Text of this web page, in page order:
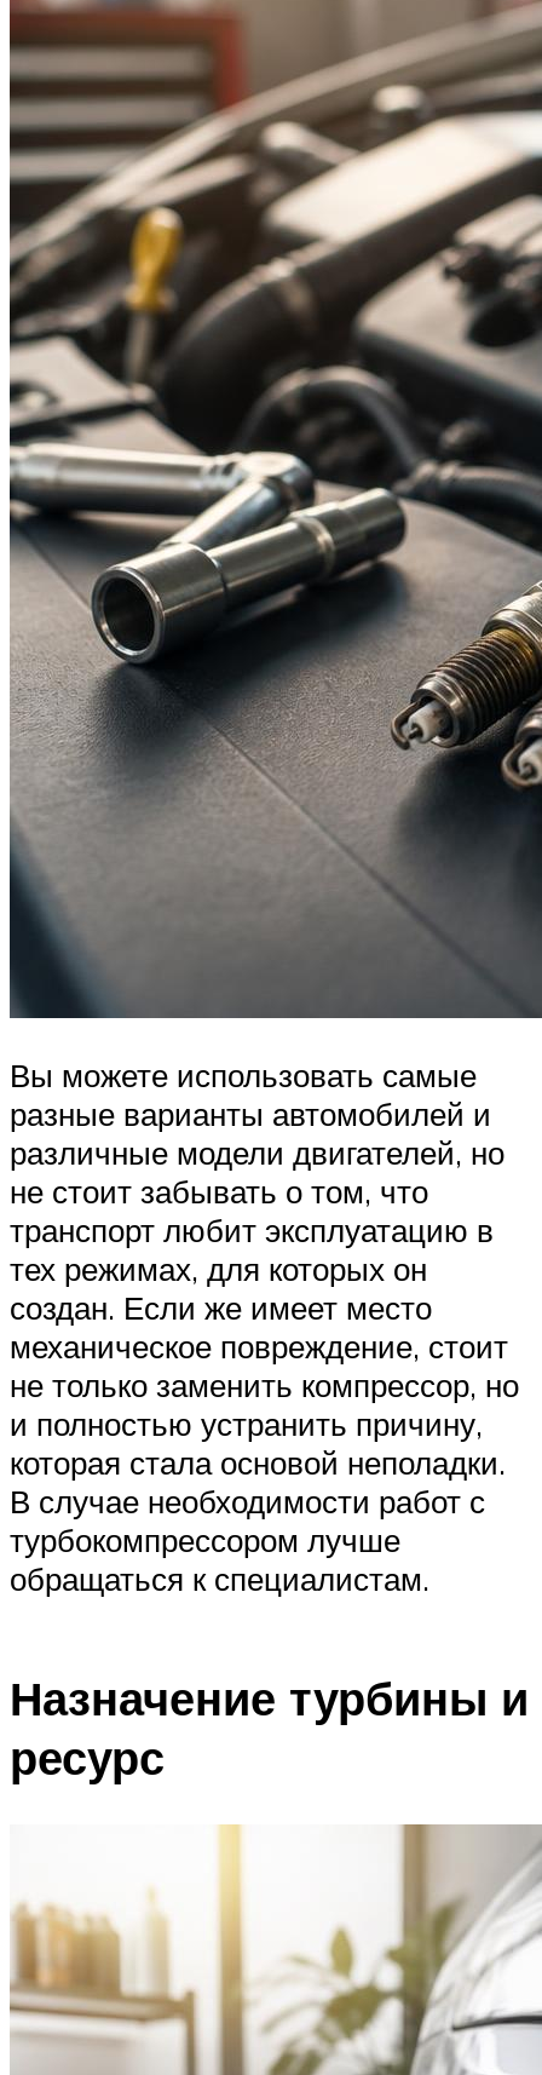
Вы можете использовать самые
разные варианты автомобилей и
различные модели двигателей, но
не стоит забывать о том, что
транспорт любит эксплуатацию в
тех режимах, для которых он
создан. Если же имеет место
механическое повреждение, стоит
не только заменить компрессор, но
и полностью устранить причину,
которая стала основой неполадки.
В случае необходимости работ с
турбокомпрессором лучше
обращаться к специалистам.
Назначение турбины и
ресурс